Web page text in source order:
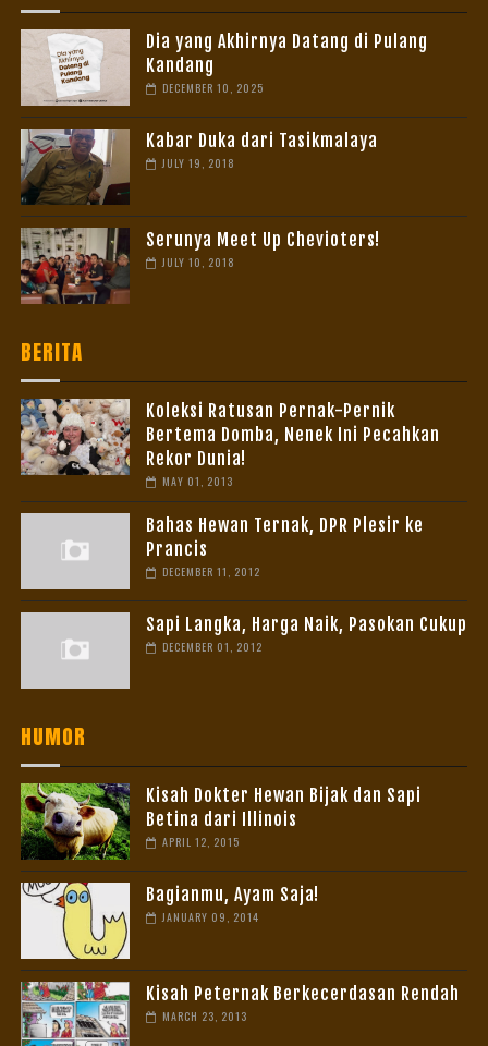
Dia yang Akhirnya Datang di Pulang
Kandang
DECEMBER 10, 2025
Kabar Duka dari Tasikmalaya
JULY 19, 2018
Serunya Meet Up Chevioters!
JULY 10, 2018
BERITA
Koleksi Ratusan Pernak-Pernik
Bertema Domba, Nenek Ini Pecahkan
Rekor Dunia!
MAY 01, 2013
Bahas Hewan Ternak, DPR Plesir ke
Prancis
DECEMBER 11, 2012
Sapi Langka, Harga Naik, Pasokan Cukup
DECEMBER 01, 2012
HUMOR
Kisah Dokter Hewan Bijak dan Sapi
Betina dari Illinois
APRIL 12, 2015
Bagianmu, Ayam Saja!
JANUARY 09, 2014
Kisah Peternak Berkecerdasan Rendah
MARCH 23, 2013